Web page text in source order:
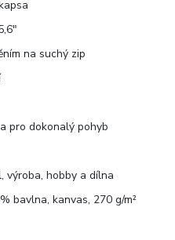
na suchý zip
pro dokonalý pohyb
výroba, hobby a dílna
bavlna, kanvas, 270 g/m²